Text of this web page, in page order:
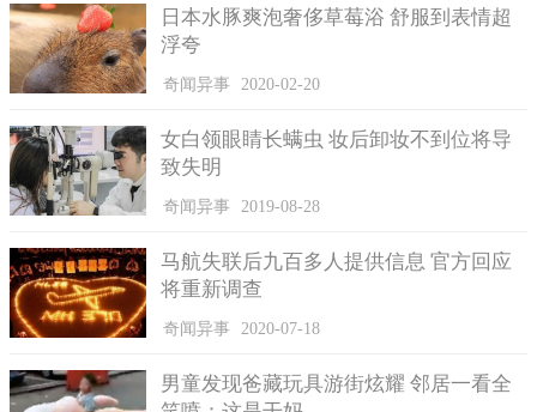
日本水豚爽泡奢侈草莓浴 舒服到表情超
浮夸
奇闻异事 2020-02-20
女白领眼睛长螨虫 妆后卸妆不到位将导
致失明
奇闻异事 2019-08-28
马航失联后九百多人提供信息 官方回应
将重新调查
奇闻异事 2020-07-18
男童发现爸藏玩具游街炫耀 邻居一看全